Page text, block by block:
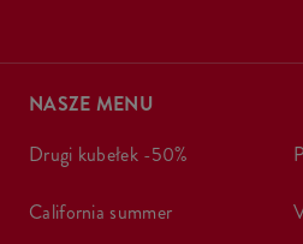
NASZE MENU
drugi kubełek -50%
california summer